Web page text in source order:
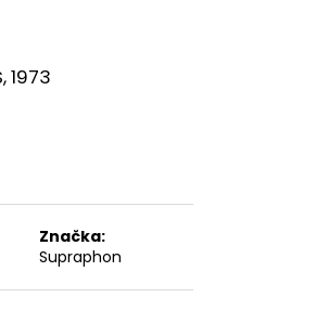
1973
Značka:
Supraphon